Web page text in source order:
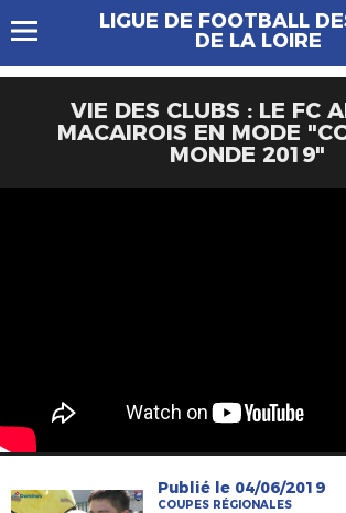
LIGUE DE FOOTBALL
DE LA LOIRE
VIE DES CLUBS : LE FC
MACAIROIS EN MODE
MONDE 2019"
Publié le 04/06/2019
COUPES RÉGIONALES